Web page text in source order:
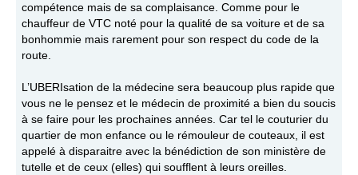
compétence mais de sa complaisance. Comme pour le
chauffeur de VTC noté pour la qualité de sa voiture et de sa
bonhommie mais rarement pour son respect du code de la
route.
L’UBERIsation de la médecine sera beaucoup plus rapide que
vous ne le pensez et le médecin de proximité a bien du soucis
à se faire pour les prochaines années. Car tel le couturier du
quartier de mon enfance ou le rémouleur de couteaux, il est
appelé à disparaitre avec la bénédiction de son ministère de
tutelle et de ceux (elles) qui soufflent à leurs oreilles.